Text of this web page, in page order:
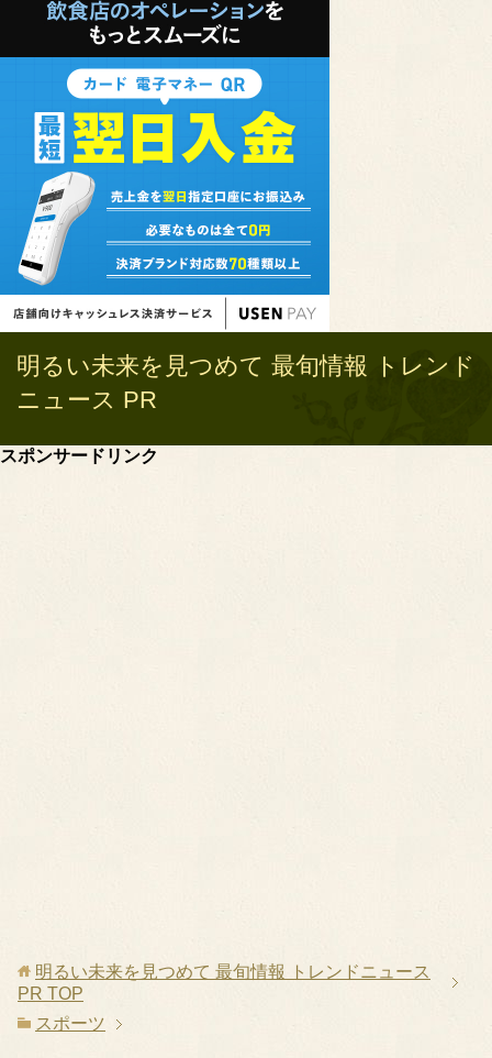
明るい未来を見つめて 最旬情報 トレンド
ニュース PR
スポンサードリンク
明るい未来を見つめて 最旬情報 トレンドニュース
PR TOP
スポーツ